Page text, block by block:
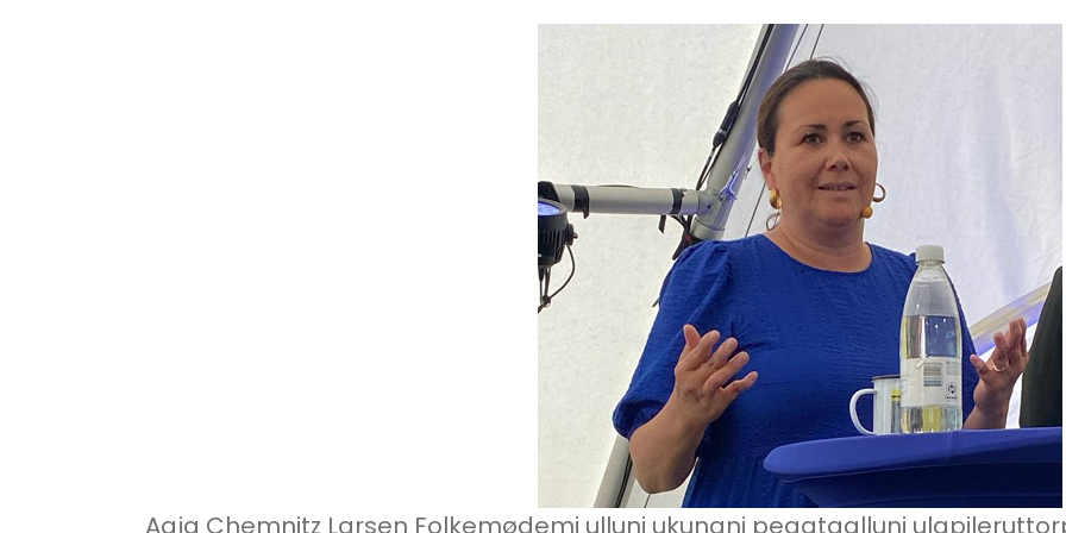
Aaja Chemnitz Larsen Folkemødemi ulluni ukunani peqataalluni